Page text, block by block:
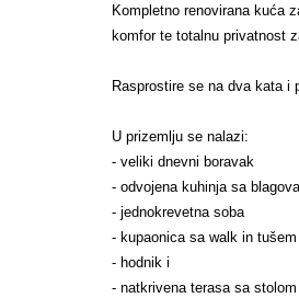
Kompletno renovirana kuća
komfor te totalnu privatnost
Rasprostire se na dva kata i
U prizemlju se nalazi:
- veliki dnevni boravak
- odvojena kuhinja sa
- jednokrevetna soba
- kupaonica sa walk in tušem
- hodnik i
- natkrivena terasa sa